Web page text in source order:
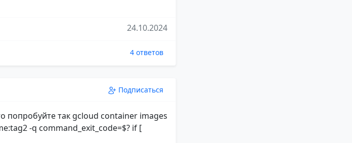
24.10.2024
4 ответов
Подписаться
попробуйте так gcloud container images
-q command_exit_code=$? if [